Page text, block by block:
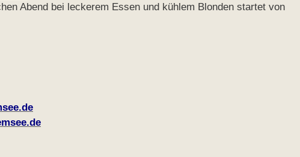
Abend bei leckerem Essen und kühlem Blonden startet von